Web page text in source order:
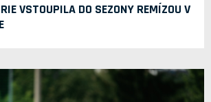
VSTOUPILA DO SEZONY REMÍZOU V